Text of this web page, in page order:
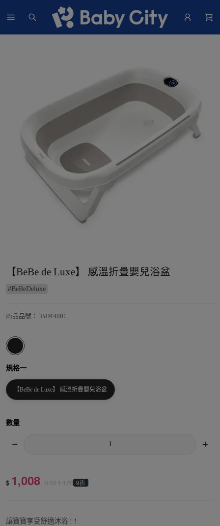
【BeBe de Luxe】 感溫折疊嬰兒浴盆
# BeBeDeluxe
商品品號 ： BD44001
規格一
【BeBe de Luxe】 感溫折疊嬰兒浴盆
數量
$ 1,008 NTD1,120 9折
讓寶寶享受舒適沐浴 ! !